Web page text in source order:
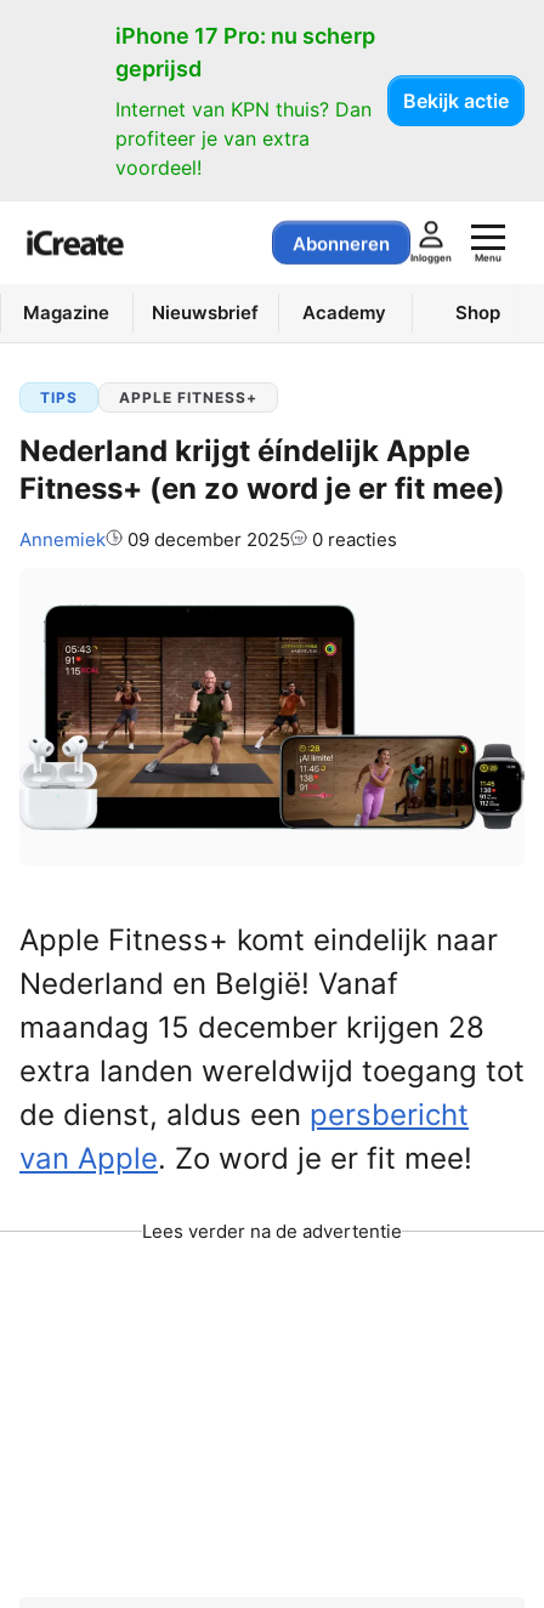
iPhone 17 Pro: nu scherp
geprijsd
Internet van KPN thuis? Dan
profiteer je van extra
voordeel!
Bekijk actie
Abonneren
Inloggen Menu
Magazine Nieuwsbrief Academy Shop
TIPS APPLE FITNESS+
Nederland krijgt éíndelijk Apple
Fitness+ (en zo word je er fit mee)
Auteur:
Annemiek 09 december 2025 0 reacties
Apple Fitness+ komt eindelijk naar
Nederland en België! Vanaf
maandag 15 december krijgen 28
extra landen wereldwijd toegang tot
de dienst, aldus een persbericht
van Apple. Zo word je er fit mee!
Lees verder na de advertentie